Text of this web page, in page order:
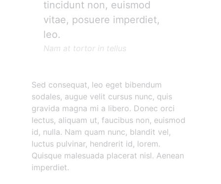
tincidunt non, euismod
vitae, posuere imperdiet,
leo.
Nam at tortor in tellus
Sed consequat, leo eget bibendum
sodales, augue velit cursus nunc, quis
gravida magna mi a libero. Donec orci
lectus, aliquam ut, faucibus non, euismod
id, nulla. Nam quam nunc, blandit vel,
luctus pulvinar, hendrerit id, lorem.
Quisque malesuada placerat nisl. Aenean
imperdiet.